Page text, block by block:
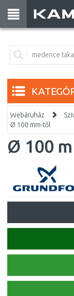
Webáruház
Ø 100 mm-től
Ø 100